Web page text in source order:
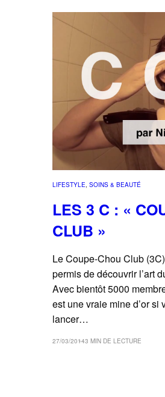
LIFESTYLE, SOINS & BEAUTÉ
LES 3 C : «
CLUB »
Le Coupe-Chou Club
permis de découvrir l’art
Avec bientôt 5000
est une vraie mine d’or
lancer…
27/03/20143 MIN DE LECTURE